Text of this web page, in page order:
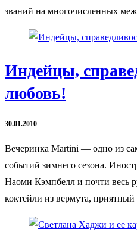
званий на многочисленных
Индейцы,
любовь!
30.01.2010
Вечеринка Martini — одно из
событий зимнего сезона.
Наоми Кэмпбелл и почти весь
коктейли из вермута,